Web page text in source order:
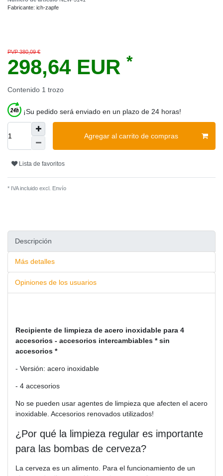
Fabricante: ich-zapfe
PVP 380,09 €
298,64 EUR *
Contenido 1 trozo
¡Su pedido será enviado en un plazo de 24 horas!
Agregar al carrito de compras
Lista de favoritos
* IVA incluido excl. Envío
Descripción
Más detalles
Opiniones de los usuarios
Recipiente de limpieza de acero inoxidable para 4
accesorios - accesorios intercambiables * sin
accesorios *
- Versión: acero inoxidable
- 4 accesorios
No se pueden usar agentes de limpieza que afecten el acero
inoxidable. Accesorios renovados utilizados!
¿Por qué la limpieza regular es importante
para las bombas de cerveza?
La cerveza es un alimento. Para el funcionamiento de un